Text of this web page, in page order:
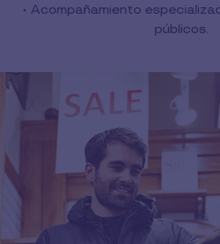
• Acompañamiento
públicos.